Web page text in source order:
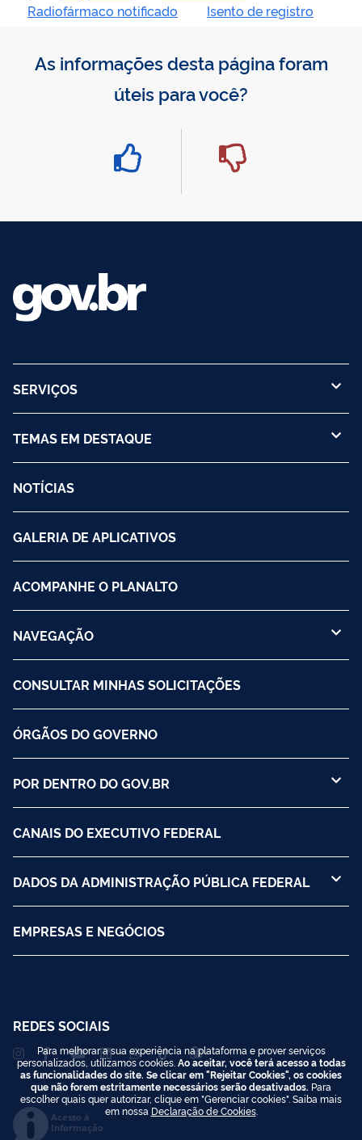
Radiofármaco notificado
Isento de registro
As informações desta página foram
úteis para você?
SERVIÇOS
TEMAS EM DESTAQUE
NOTÍCIAS
GALERIA DE APLICATIVOS
ACOMPANHE O PLANALTO
NAVEGAÇÃO
CONSULTAR MINHAS SOLICITAÇÕES
ÓRGÃOS DO GOVERNO
POR DENTRO DO GOV.BR
CANAIS DO EXECUTIVO FEDERAL
DADOS DA ADMINISTRAÇÃO PÚBLICA FEDERAL
EMPRESAS E NEGÓCIOS
REDES SOCIAIS
Acesso à
Informação
Para melhorar a sua experiência na plataforma e prover serviços
personalizados, utilizamos cookies. Ao aceitar, você terá acesso a todas
as funcionalidades do site. Se clicar em "Rejeitar Cookies", os cookies
que não forem estritamente necessários serão desativados. Para
escolher quais quer autorizar, clique em "Gerenciar cookies". Saiba mais
em nossa Declaração de Cookies.